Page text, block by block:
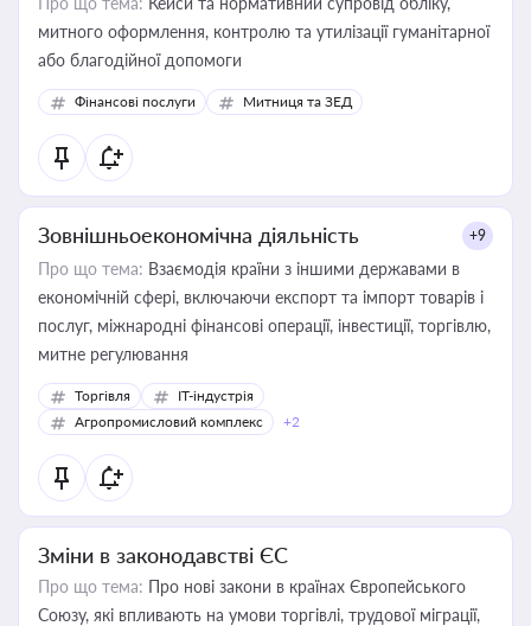
митного оформлення, контролю та утилізації гуманітарної
або благодійної допомоги
Фінансові послуги Митниця та ЗЕД
Зовнішньоекономічна діяльність +9
Про що тема: Взаємодія країни з іншими державами в
економічній сфері, включаючи експорт та імпорт товарів і
послуг, міжнародні фінансові операції, інвестиції, торгівлю,
митне регулювання
Торгівля
IT-індустрія
Агропромисловий комплекс
+2
Зміни в законодавстві ЄС
Про що тема: Про нові закони в країнах Європейського
Союзу, які впливають на умови торгівлі, трудової міграції,